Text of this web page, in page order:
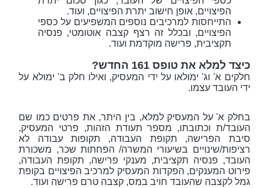
הפיצויים, אופן חישוב יתרת הפיצויים, ועוד.
התייחסות למרכיבים נוספים המשפיעים על כספי
הפיצויים, ובכלל זה רצף קצבה אוטומטי, פנסיה
תקציבית, פרישה מוקדמת ועוד.
כיצד למלא את טופס 161 החדש?
חלקים א' וג' ימולאו על ידי המעסיק, ואילו חלק ב' ימולא על
ידי העובד עצמו.
בחלק א' על המעסיק למלא, בין היתר, את פרטים כמו שם
העובד/ת וכתובתו, מספר תעודת הזהות, פרטי המעסיק,
סיבת הפרישה, תקופת העבודה, תקופות עבודה לא
רציפות/שינויים בשיעורי המשרה/ הפחתות שכר, משכורת
העובד, פנסיה תקציבית, מענקי פרישה, תקופת העבודה,
פירוט המענקים, הפקדות המעסיק למרכיב הפיצויים בקופת
גמל לקצבה שהעובד חויב במס, קצבה טרם פרישה ועוד.